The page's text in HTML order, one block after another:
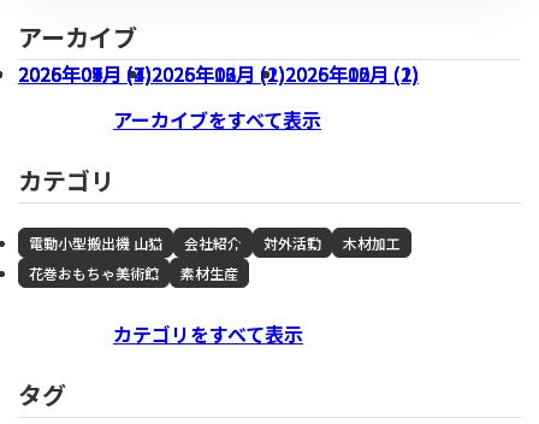
アーカイブ
2026年07月 (3)2026年06月 (1)2026年05月 (1)
2026年04月 (1)2026年03月 (1)2026年02月 (2)
2026年01月 (4)2025年12月 (2)2025年10月 (2)
2025年09月 (7)
アーカイブをすべて表示
カテゴリ
電動小型搬出機 山猫 会社紹介 対外活動
木材加工
花巻おもちゃ美術館
素材生産
カテゴリをすべて表示
タグ